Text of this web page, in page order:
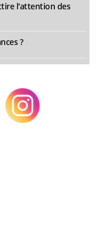
l'attention des
?